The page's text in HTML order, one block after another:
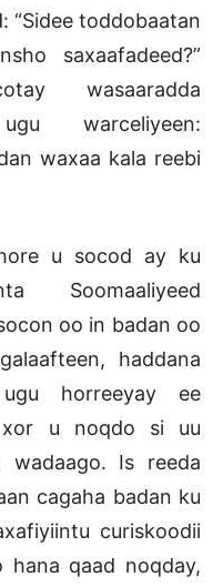
“Sidee toddobaatan
saxaafadeed?”
wasaaradda
warceliyeen:
waxaa kala reebi
u socod ay ku
Soomaaliyeed
oo in badan oo
haddana
horreeyay ee
xor u noqdo si uu
wadaago. Is reeda
cagaha badan ku
curiskoodii
qaad noqday,